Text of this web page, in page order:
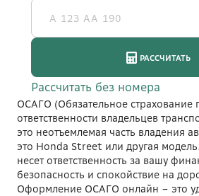
ОСАГО (Обязательное страхование
ответственности владельцев
это неотъемлемая часть владения
это Honda Street или другая
несет ответственность за вашу
безопасность и спокойствие на
Оформление ОСАГО онлайн – это